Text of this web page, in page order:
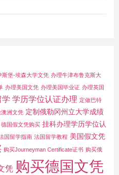
斯堡-埃森大学文凭 办理牛津布鲁克斯大
办理美国文凭 办理美国毕业证 办理英国
学 学历学位认证办理 定做巴特
澳洲文凭 定制俄勒冈州立大学成绩
德国假文凭购买 挂科办理学历学位认
国留学指南 法国留学教程 美国假文凭
购买Journeyman Certificate证书 购买俄
凭 购买德国文凭